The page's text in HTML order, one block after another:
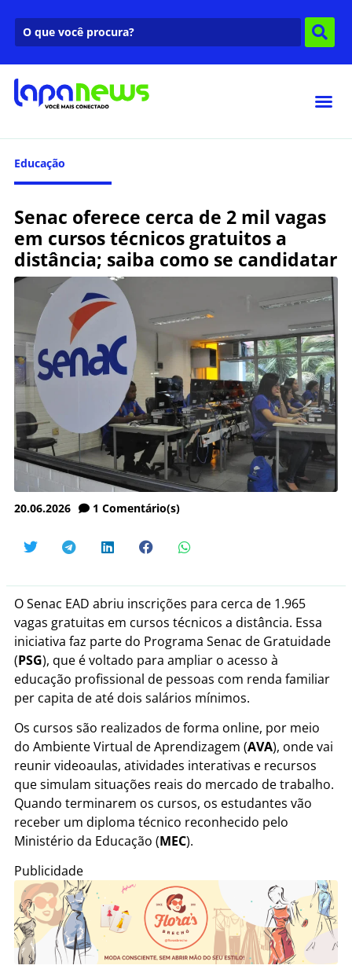
Educação
Senac oferece cerca de 2 mil vagas
em cursos técnicos gratuitos a
distância; saiba como se candidatar
20.06.2026 1 Comentário(s)
O Senac EAD abriu inscrições para cerca de 1.965
vagas gratuitas em cursos técnicos a distância. Essa
iniciativa faz parte do Programa Senac de Gratuidade
(PSG), que é voltado para ampliar o acesso à
educação profissional de pessoas com renda familiar
per capita de até dois salários mínimos.
Os cursos são realizados de forma online, por meio
do Ambiente Virtual de Aprendizagem (AVA), onde vai
reunir videoaulas, atividades interativas e recursos
que simulam situações reais do mercado de trabalho.
Quando terminarem os cursos, os estudantes vão
receber um diploma técnico reconhecido pelo
Ministério da Educação (MEC).
Publicidade